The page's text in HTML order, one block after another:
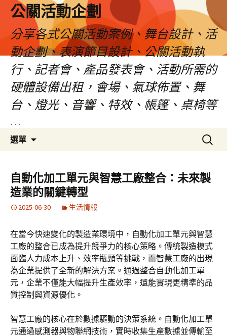
公關活動企劃
分享各式公關活動案例、舞台設計、活
動企劃、表演節目設計、公關活動執
行、記者會、產品發表會、活動所需的
硬體設備出租，會場、氣球佈置、舞
台、燈光、音響、特效、帳篷、桌椅等
…
選單
要
內
容
搜
尋
鍵
字:
自動化加工單元與智慧工廠整合：未來製
造業的關鍵轉型
2025-06-30 生活情報
在當今快速變化的製造業環境中，自動化加工單元與智慧
工廠的整合已成為提升競爭力的核心策略。傳統製造模式
面臨人力成本上升、效率瓶頸等挑戰，而智慧工廠的出現
為企業提供了全新的解決方案。通過整合自動化加工單
元，企業不僅能大幅提升生產效率，還能實現更精準的品
質控制與資源優化。
智慧工廠的核心在於數據驅動的決策系統。自動化加工單
元通過感測器與物聯網技術，實時收集生產數據並傳輸至